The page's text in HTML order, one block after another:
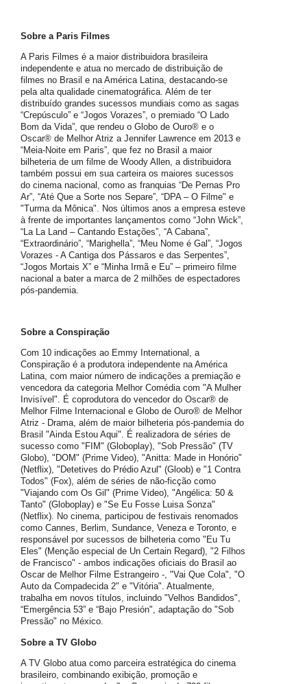
Sobre a Paris Filmes
A Paris Filmes é a maior distribuidora brasileira
independente e atua no mercado de distribuição de
filmes no Brasil e na América Latina, destacando-se
pela alta qualidade cinematográfica. Além de ter
distribuído grandes sucessos mundiais como as sagas
“Crepúsculo” e “Jogos Vorazes”, o premiado “O Lado
Bom da Vida”, que rendeu o Globo de Ouro®️ e o
Oscar®️ de Melhor Atriz a Jennifer Lawrence em 2013 e
“Meia-Noite em Paris”, que fez no Brasil a maior
bilheteria de um filme de Woody Allen, a distribuidora
também possui em sua carteira os maiores sucessos
do cinema nacional, como as franquias “De Pernas Pro
Ar”, “Até Que a Sorte nos Separe”, “DPA – O Filme" e
"Turma da Mônica". Nos últimos anos a empresa esteve
à frente de importantes lançamentos como “John Wick”,
“La La Land – Cantando Estações”, “A Cabana”,
“Extraordinário”, “Marighella”, “Meu Nome é Gal”, “Jogos
Vorazes - A Cantiga dos Pássaros e das Serpentes”,
“Jogos Mortais X” e “Minha Irmã e Eu” – primeiro filme
nacional a bater a marca de 2 milhões de espectadores
pós-pandemia.
Sobre a Conspiração
Com 10 indicações ao Emmy International, a
Conspiração é a produtora independente na América
Latina, com maior número de indicações a premiação e
vencedora da categoria Melhor Comédia com "A Mulher
Invisível". É coprodutora do vencedor do Oscar®️ de
Melhor Filme Internacional e Globo de Ouro®️ de Melhor
Atriz - Drama, além de maior bilheteria pós-pandemia do
Brasil "Ainda Estou Aqui". É realizadora de séries de
sucesso como "FIM" (Globoplay), "Sob Pressão" (TV
Globo), "DOM" (Prime Video), "Anitta: Made in Honório"
(Netflix), "Detetives do Prédio Azul" (Gloob) e "1 Contra
Todos" (Fox), além de séries de não-ficção como
"Viajando com Os Gil" (Prime Video), "Angélica: 50 &
Tanto" (Globoplay) e "Se Eu Fosse Luisa Sonza"
(Netflix). No cinema, participou de festivais renomados
como Cannes, Berlim, Sundance, Veneza e Toronto, e
responsável por sucessos de bilheteria como "Eu Tu
Eles" (Menção especial de Un Certain Regard), "2 Filhos
de Francisco" - ambos indicações oficiais do Brasil ao
Oscar de Melhor Filme Estrangeiro -, "Vai Que Cola", "O
Auto da Compadecida 2" e "Vitória". Atualmente,
trabalha em novos títulos, incluindo "Velhos Bandidos",
“Emergência 53” e “Bajo Presión", adaptação do "Sob
Pressão" no México.
Sobre a TV Globo
A TV Globo atua como parceira estratégica do cinema
brasileiro, combinando exibição, promoção e